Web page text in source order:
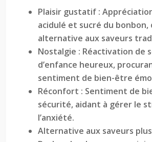
Plaisir gustatif :
acidulé et sucré du
alternative aux saveurs
Nostalgie : Réactivation de
d’enfance heureux,
sentiment de bien-être
Réconfort : Sentiment de
sécurité, aidant à gérer le
l’anxiété.
Alternative aux saveurs